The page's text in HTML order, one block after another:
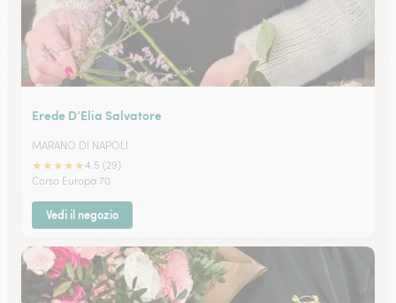
Erede D’Elia Salvatore
MARANO DI NAPOLI
★★★★★4.5 (29)
Corso Europa 70
Vedi il negozio